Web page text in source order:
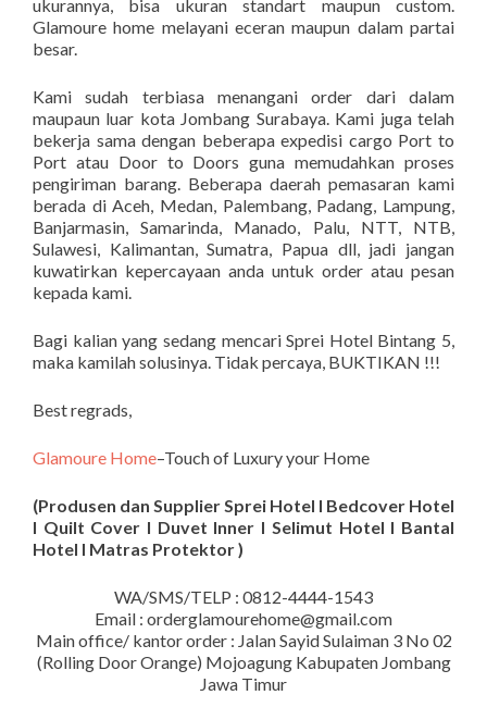
ukurannya, bisa ukuran standart maupun custom.
Glamoure home melayani eceran maupun dalam partai
besar.
Kami sudah terbiasa menangani order dari dalam
maupaun luar kota Jombang Surabaya. Kami juga telah
bekerja sama dengan beberapa expedisi cargo Port to
Port atau Door to Doors guna memudahkan proses
pengiriman barang. Beberapa daerah pemasaran kami
berada di Aceh, Medan, Palembang, Padang, Lampung,
Banjarmasin, Samarinda, Manado, Palu, NTT, NTB,
Sulawesi, Kalimantan, Sumatra, Papua dll, jadi jangan
kuwatirkan kepercayaan anda untuk order atau pesan
kepada kami.
Bagi kalian yang sedang mencari Sprei Hotel Bintang 5,
maka kamilah solusinya. Tidak percaya, BUKTIKAN !!!
Best regrads,
Glamoure Home–Touch of Luxury your Home
(Produsen dan Supplier Sprei Hotel I Bedcover Hotel
I Quilt Cover I Duvet Inner I Selimut Hotel I Bantal
Hotel I Matras Protektor )
WA/SMS/TELP : 0812-4444-1543
Email : orderglamourehome@gmail.com
Main office/ kantor order : Jalan Sayid Sulaiman 3 No 02
(Rolling Door Orange) Mojoagung Kabupaten Jombang
Jawa Timur